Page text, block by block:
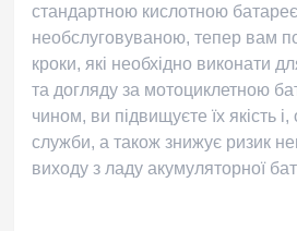
стандартною кислотною
необслуговуваною, тепер вам
кроки, які необхідно виконати
та догляду за мотоциклетною
чином, ви підвищуєте їх якість
служби, а також знижує ризик
виходу з ладу акумуляторної